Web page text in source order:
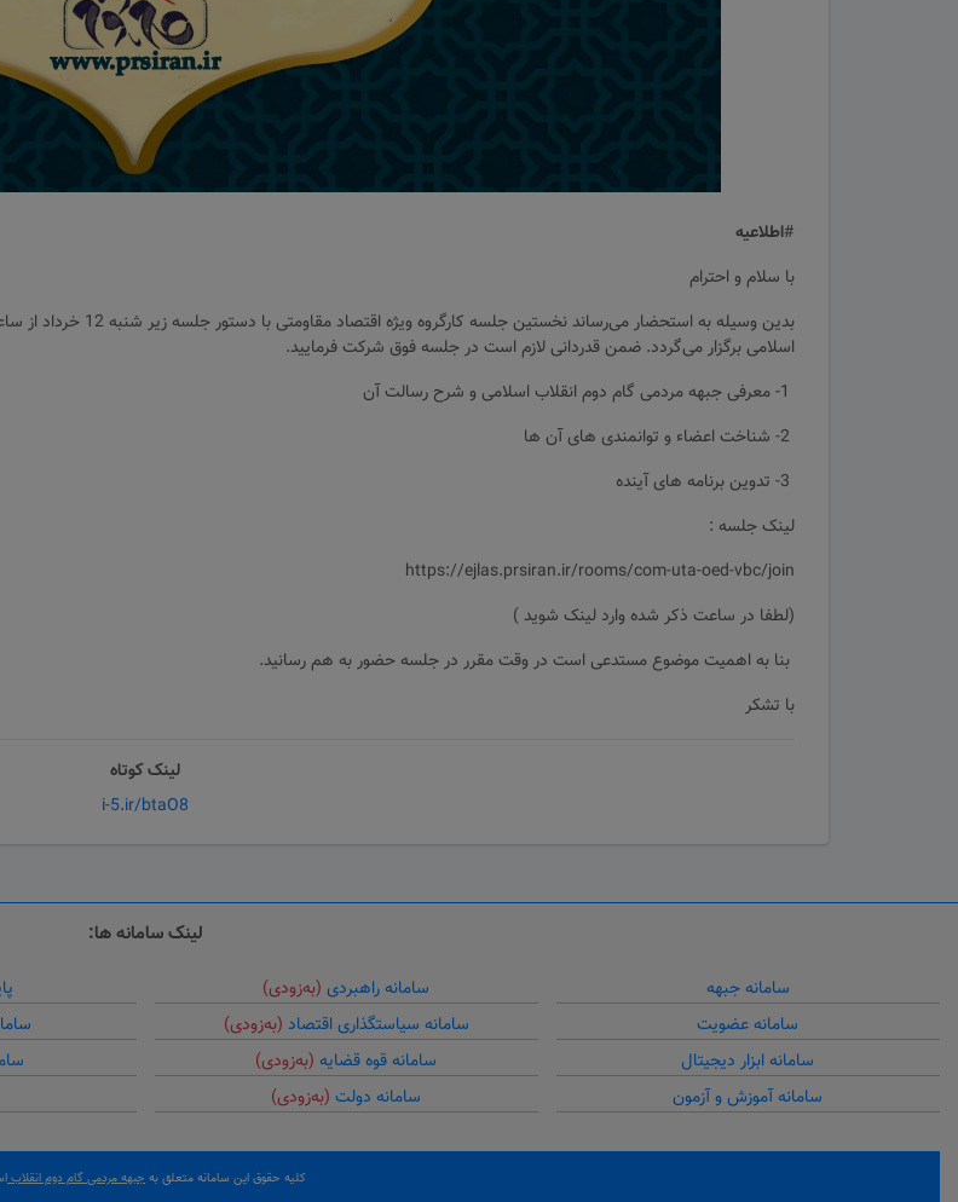
#اطلاعیه
با سلام و احترام
اسلامی برگزار می‌گردد. ضمن قدردانی لازم است در جلسه فوق شرکت فرمایید.
لینک جلسه :
https://ejlas.prsiran.ir/rooms/com-uta-oed-vbc/join
(لطفا در ساعت ذکر شده وارد لینک شوید )
بنا به اهمیت موضوع مستدعی است در وقت مقرر در جلسه حضور به هم رسانید.
با تشکر
لینک کوتاه
i-5.ir/btaO8
لینک سامانه ها:
سامانه جبهه
سامانه عضویت
سامانه ابزار دیجیتال
سامانه آموزش و آزمون
سامانه راهبردی (به‌زودی)
سامانه سیاستگذاری اقتصاد (به‌زودی)
سامانه قوه قضایه (به‌زودی)
سامانه دولت (به‌زودی)
کلیه حقوق این سامانه متعلق به جبهه مردمی گام دوم انقلاب